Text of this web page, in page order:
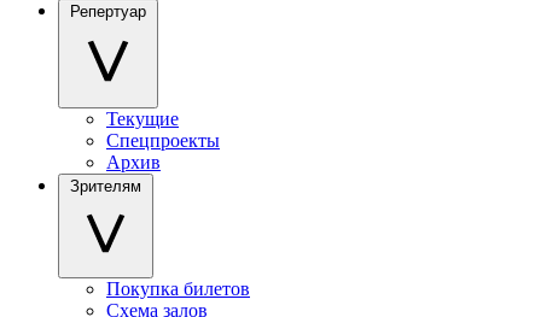
Репертуар
Текущие
Спецпроекты
Архив
Зрителям
Покупка билетов
Схема залов